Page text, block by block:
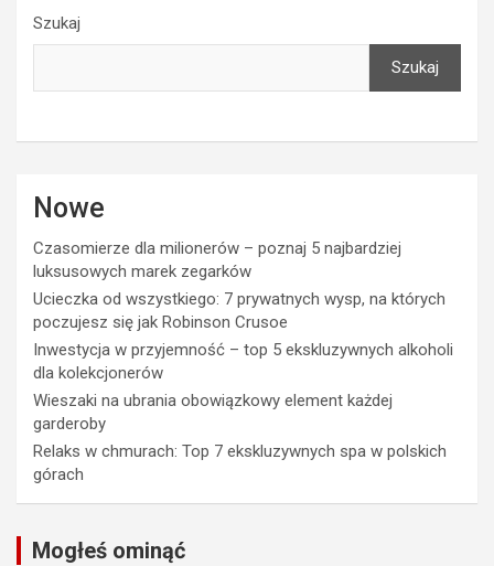
Szukaj
Szukaj
Nowe
Czasomierze dla milionerów – poznaj 5 najbardziej
luksusowych marek zegarków
Ucieczka od wszystkiego: 7 prywatnych wysp, na których
poczujesz się jak Robinson Crusoe
Inwestycja w przyjemność – top 5 ekskluzywnych alkoholi
dla kolekcjonerów
Wieszaki na ubrania obowiązkowy element każdej
garderoby
Relaks w chmurach: Top 7 ekskluzywnych spa w polskich
górach
Mogłeś ominąć